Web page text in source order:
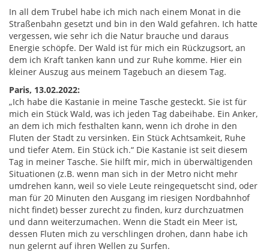
In all dem Trubel habe ich mich nach einem Monat in die
Straßenbahn gesetzt und bin in den Wald gefahren. Ich hatte
vergessen, wie sehr ich die Natur brauche und daraus
Energie schöpfe. Der Wald ist für mich ein Rückzugsort, an
dem ich Kraft tanken kann und zur Ruhe komme. Hier ein
kleiner Auszug aus meinem Tagebuch an diesem Tag.
Paris, 13.02.2022:
„Ich habe die Kastanie in meine Tasche gesteckt. Sie ist für
mich ein Stück Wald, was ich jeden Tag dabeihabe. Ein Anker,
an dem ich mich festhalten kann, wenn ich drohe in den
Fluten der Stadt zu versinken. Ein Stück Achtsamkeit, Ruhe
und tiefer Atem. Ein Stück ich.“ Die Kastanie ist seit diesem
Tag in meiner Tasche. Sie hilft mir, mich in überwältigenden
Situationen (z.B. wenn man sich in der Metro nicht mehr
umdrehen kann, weil so viele Leute reingequetscht sind, oder
man für 20 Minuten den Ausgang im riesigen Nordbahnhof
nicht findet) besser zurecht zu finden, kurz durchzuatmen
und dann weiterzumachen. Wenn die Stadt ein Meer ist,
dessen Fluten mich zu verschlingen drohen, dann habe ich
nun gelernt auf ihren Wellen zu Surfen.